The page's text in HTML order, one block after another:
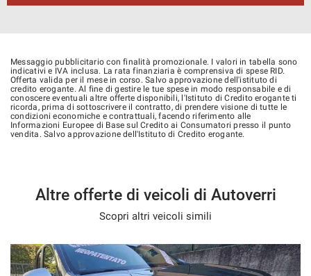
Messaggio pubblicitario con finalità promozionale. I valori in tabella sono
indicativi e IVA inclusa. La rata finanziaria è comprensiva di spese RID.
Offerta valida per il mese in corso. Salvo approvazione dell'istituto di
credito erogante. Al fine di gestire le tue spese in modo responsabile e di
conoscere eventuali altre offerte disponibili, l'Istituto di Credito erogante ti
ricorda, prima di sottoscrivere il contratto, di prendere visione di tutte le
condizioni economiche e contrattuali, facendo riferimento alle
Informazioni Europee di Base sul Credito ai Consumatori presso il punto
vendita. Salvo approvazione dell'Istituto di Credito erogante.
Altre offerte di veicoli di Autoverri
Scopri altri veicoli simili